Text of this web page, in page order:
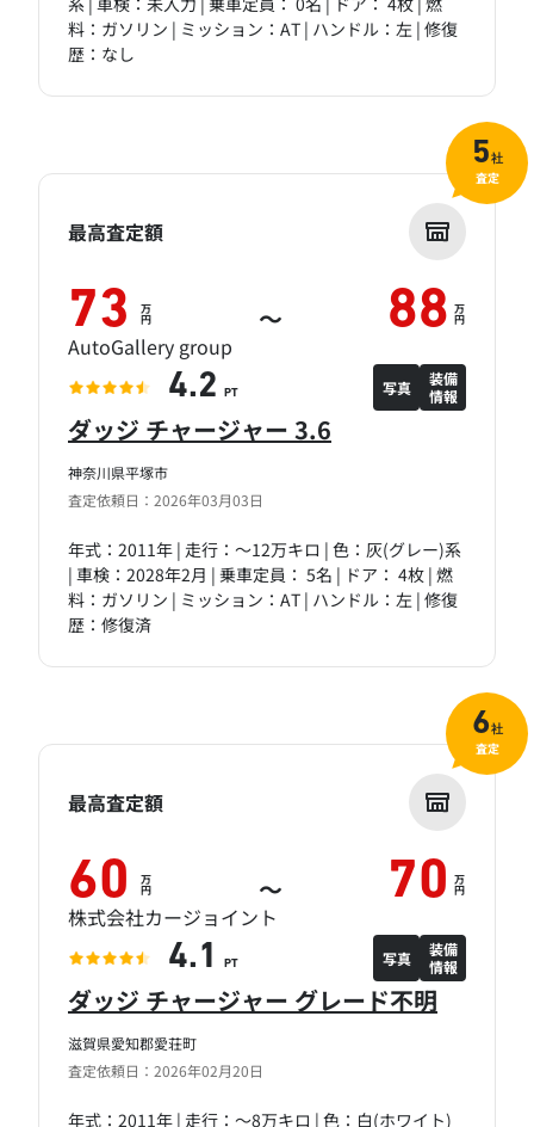
料：ガソリン | ミッション：AT | ハンドル：左 | 修復
歴：なし
神奈川県平塚市
査定依頼日：2026年03月03日
ダッジ チャージャー 3.6
年式：2011年 | 走行：～12万キロ | 色：灰(グレー)系
| 車検：2028年2月 | 乗車定員： 5名 | ドア： 4枚 | 燃
料：ガソリン | ミッション：AT | ハンドル：左 | 修復
歴：修復済
最高査定額
73 万
円 ～ 88 万
円
AutoGallery group
4.2 PT 写真
装備
情報
5社
査定
滋賀県愛知郡愛荘町
査定依頼日：2026年02月20日
ダッジ チャージャー グレード不明
年式：2011年 | 走行：～8万キロ | 色：白(ホワイト)
最高査定額
60 万
円 ～ 70 万
円
株式会社カージョイント
4.1 PT 写真
装備
情報
6社
査定